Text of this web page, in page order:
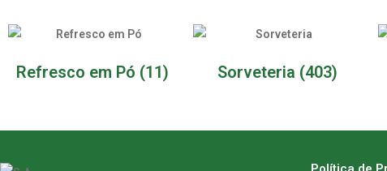
Refresco em Pó (11) Sorveteria (403)